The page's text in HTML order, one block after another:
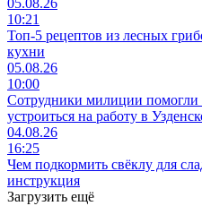
05.08.26
10:21
Топ-5 рецептов из лесных
кухни
05.08.26
10:00
Сотрудники милиции
устроиться на работу в
04.08.26
16:25
Чем подкормить свёклу для
инструкция
Загрузить ещё